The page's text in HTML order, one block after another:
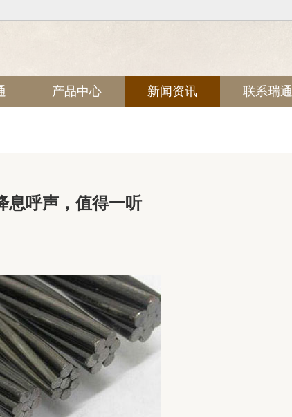
产品中心 新闻资讯 联系瑞通
息呼声，值得一听